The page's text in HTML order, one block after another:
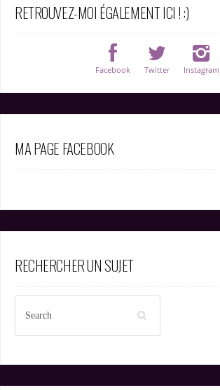
RETROUVEZ-MOI ÉGALEMENT ICI ! :)
Facebook Twitter Instagram
MA PAGE FACEBOOK
RECHERCHER UN SUJET